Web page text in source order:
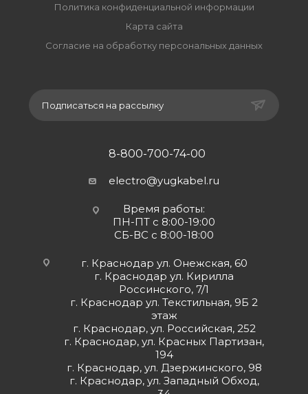
Политика конфиденциальной информации
Карта сайта
Согласие на обработку персональных данных
Подписаться на рассылку
8-800-700-74-00
electro@yugkabel.ru
Время работы:
ПН-ПТ с 8:00-19:00
СБ-ВС с 8:00-18:00
г. Краснодар ул. Онежская, 60
г. Краснодар ул. Кирилла
Россинского, 7/1
г. Краснодар ул. Текстильная, 9Б 2
этаж
г. Краснодар, ул. Российская, 252
г. Краснодар, ул. Красных Партизан,
194
г. Краснодар, ул. Дзержинского, 98
г. Краснодар, ул. Западный Обход,